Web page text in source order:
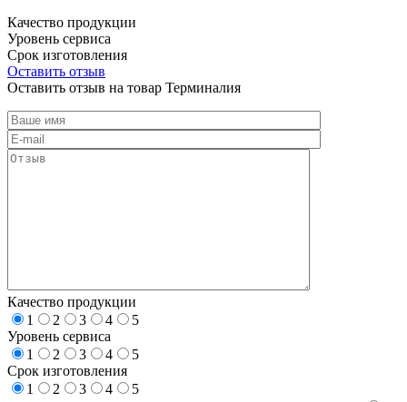
Качество продукции
Уровень сервиса
Срок изготовления
Оставить отзыв
Оставить отзыв на товар Терминалия
Качество продукции
1
2 3 4
5
Уровень сервиса
1
2 3 4
5
Срок изготовления
1
2 3 4
5